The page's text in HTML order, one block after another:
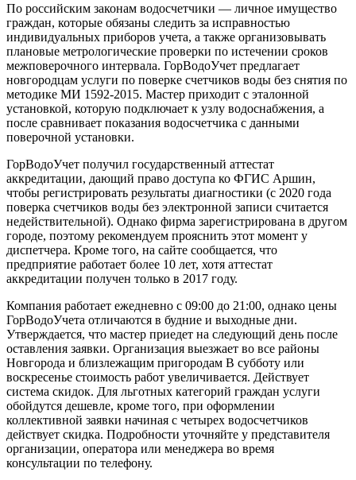
По российским законам водосчетчики — личное имущество
граждан, которые обязаны следить за исправностью
индивидуальных приборов учета, а также организовывать
плановые метрологические проверки по истечении сроков
межповерочного интервала. ГорВодоУчет предлагает
новгородцам услуги по поверке счетчиков воды без снятия по
методике МИ 1592-2015. Мастер приходит с эталонной
установкой, которую подключает к узлу водоснабжения, а
после сравнивает показания водосчетчика с данными
поверочной установки.
ГорВодоУчет получил государственный аттестат
аккредитации, дающий право доступа ко ФГИС Аршин,
чтобы регистрировать результаты диагностики (с 2020 года
поверка счетчиков воды без электронной записи считается
недействительной). Однако фирма зарегистрирована в другом
городе, поэтому рекомендуем прояснить этот момент у
диспетчера. Кроме того, на сайте сообщается, что
предприятие работает более 10 лет, хотя аттестат
аккредитации получен только в 2017 году.
Компания работает ежедневно с 09:00 до 21:00, однако цены
ГорВодоУчета отличаются в будние и выходные дни.
Утверждается, что мастер приедет на следующий день после
оставления заявки. Организация выезжает во все районы
Новгорода и близлежащим пригородам В субботу или
воскресенье стоимость работ увеличивается. Действует
система скидок. Для льготных категорий граждан услуги
обойдутся дешевле, кроме того, при оформлении
коллективной заявки начиная с четырех водосчетчиков
действует скидка. Подробности уточняйте у представителя
организации, оператора или менеджера во время
консультации по телефону.